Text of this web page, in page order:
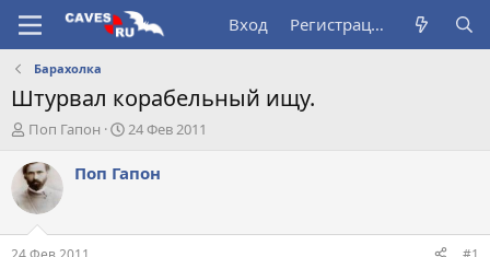
Вход Регистрация
Барахолка
Штурвал корабельный ищу.
А
т
о
р
т
е
Поп Гапон
Д
т
24 Фев 2011
Поп Гапон